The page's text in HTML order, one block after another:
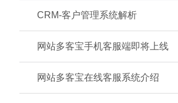
CRM-客户管理系统解析
网站多客宝手机客服端即将上线
网站多客宝在线客服系统介绍